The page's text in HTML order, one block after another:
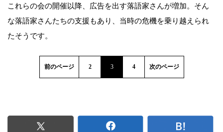
これらの会の開催以降、広告を出す落語家さんが増加。そん
な落語家さんたちの支援もあり、当時の危機を乗り越えられ
たそうです。
前のページ 2 3 4 次のページ